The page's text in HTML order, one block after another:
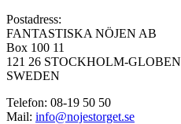
Postadress:
FANTASTISKA NÖJEN AB
Box 100 11
121 26 STOCKHOLM-GLOBEN
SWEDEN
Telefon: 08-19 50 50
Mail: info@nojestorget.se